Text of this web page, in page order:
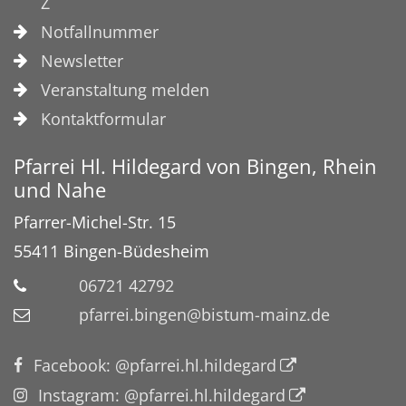
Notfallnummer
Newsletter
Veranstaltung melden
Kontaktformular
Pfarrei Hl. Hildegard von Bingen, Rhein
und Nahe
Pfarrer-Michel-Str. 15
55411 Bingen-Büdesheim
06721 42792
pfarrei.bingen@bistum-mainz.de
Facebook: @pfarrei.hl.hildegard
Instagram: @pfarrei.hl.hildegard